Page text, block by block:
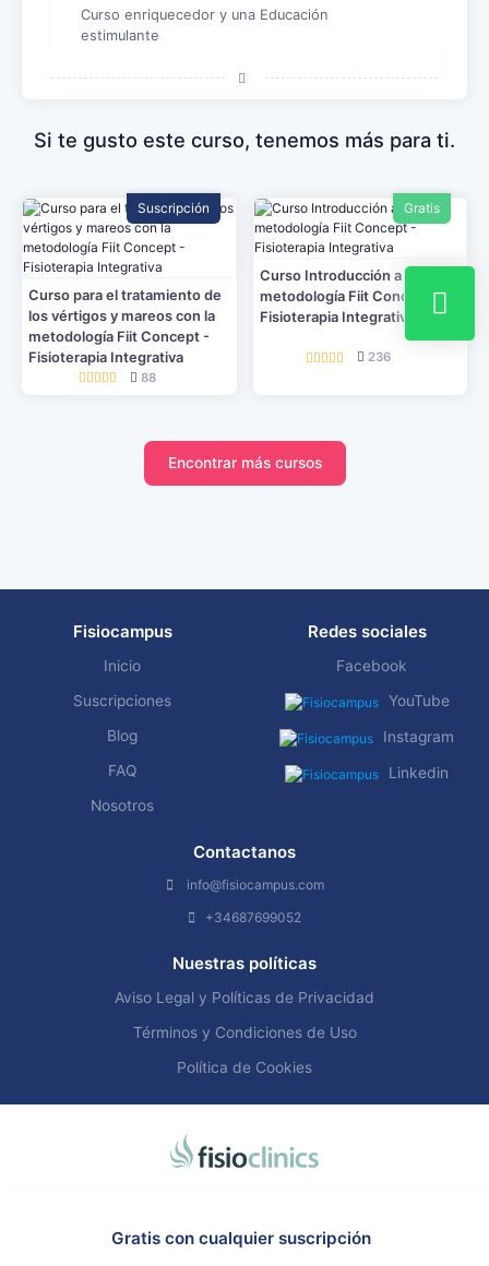
Curso enriquecedor y una Educación
estimulante
Si te gusto este curso, tenemos más para ti.
Suscripción
Curso para el tratamiento de
los vértigos y mareos con la
metodología Fiit Concept -
Fisioterapia Integrativa
88
Gratis
Curso Introducción a la
metodología Fiit Concept -
Fisioterapia Integrativa
236
Encontrar más cursos
Gratis con cualquier suscripción
Fisiocampus
Inicio
Suscripciones
Blog
FAQ
Nosotros
Redes sociales
Facebook
YouTube
Instagram
Linkedin
Contactanos
info@fisiocampus.com
+34687699052
Nuestras políticas
Aviso Legal y Políticas de Privacidad
Términos y Condiciones de Uso
Política de Cookies